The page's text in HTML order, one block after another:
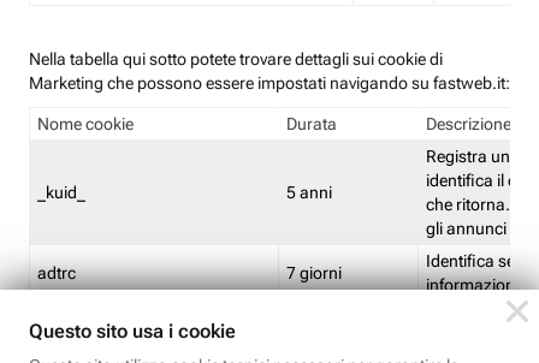
Nella tabella qui sotto potete trovare dettagli sui cookie di
Marketing che possono essere impostati navigando su fastweb.it:
Nome cookie Durata Descrizione
_kuid_ 5 anni
Registra un ID
identifica il
che ritorna.
gli annunci
adtrc 7 giorni
Identifica se
informazioni
CFFC<TagID>
Limite di